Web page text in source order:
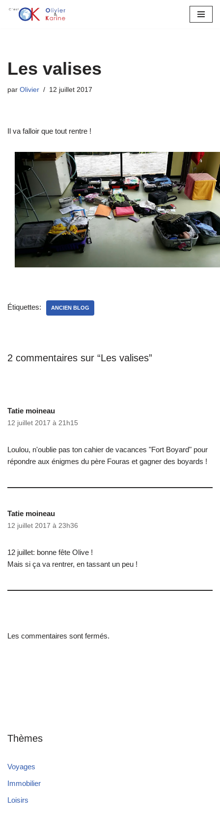
Les valises
par Olivier 12 juillet 2017
Il va falloir que tout rentre !
Étiquettes: ANCIEN BLOG
2 commentaires sur “Les valises”
Tatie moineau
12 juillet 2017 à 21h15
Loulou, n'oublie pas ton cahier de vacances "Fort Boyard" pour
répondre aux énigmes du père Fouras et gagner des boyards !
Tatie moineau
12 juillet 2017 à 23h36
12 juillet: bonne fête Olive !
Mais si ça va rentrer, en tassant un peu !
Les commentaires sont fermés.
Thèmes
Voyages
Immobilier
Loisirs